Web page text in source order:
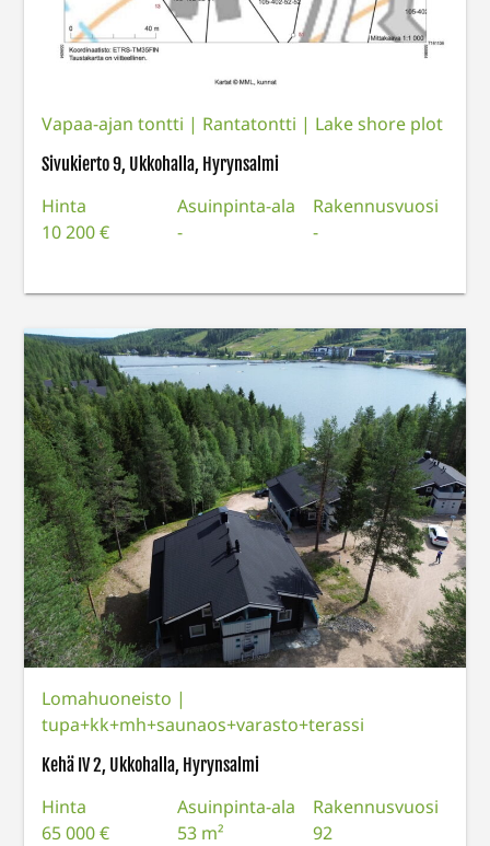
Vapaa-ajan tontti | Rantatontti | Lake shore plot
Sivukierto 9, Ukkohalla, Hyrynsalmi
Hinta
10 200 €
Asuinpinta-ala
-
Rakennusvuosi
-
Lomahuoneisto |
tupa+kk+mh+saunaos+varasto+terassi
Kehä IV 2, Ukkohalla, Hyrynsalmi
Hinta
65 000 €
Asuinpinta-ala
53 m²
Rakennusvuosi
92